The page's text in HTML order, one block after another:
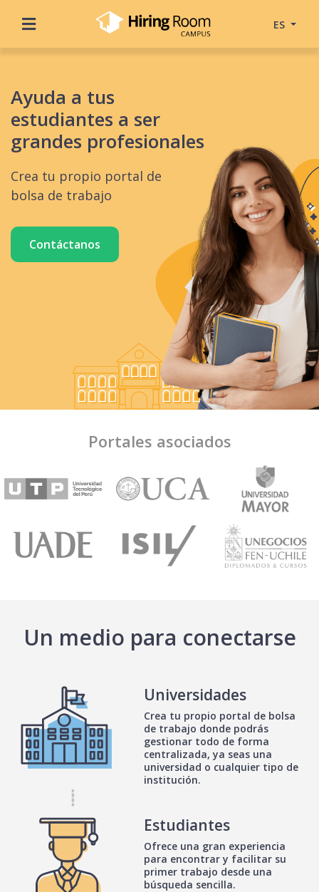
ES
Ayuda a tus
estudiantes a ser
grandes profesionales
Crea tu propio portal de
bolsa de trabajo
Contáctanos
Portales asociados
Un medio para conectarse
Universidades
Crea tu propio portal de bolsa
de trabajo donde podrás
gestionar todo de forma
centralizada, ya seas una
universidad o cualquier tipo de
institución.
Estudiantes
Ofrece una gran experiencia
para encontrar y facilitar su
primer trabajo desde una
búsqueda sencilla.